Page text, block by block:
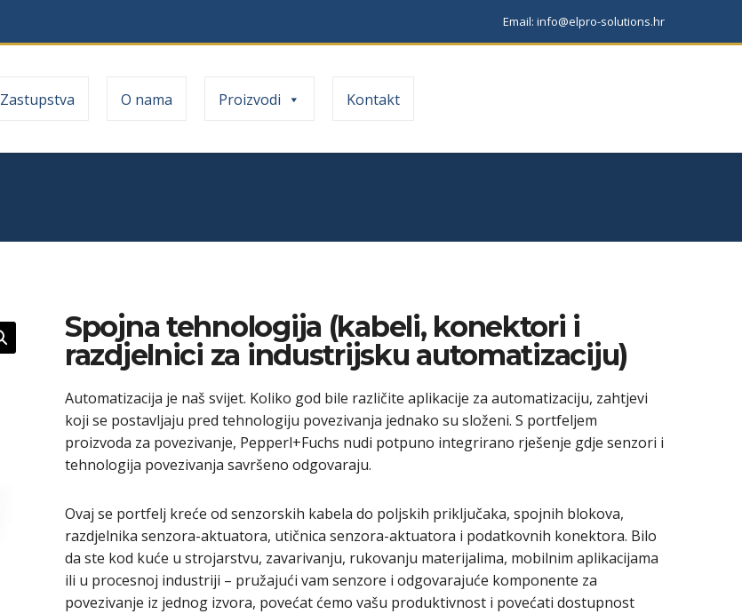
Email: info@elpro-solutions.hr
Zastupstva O nama Proizvodi Kontakt
Spojna tehnologija (kabeli, konektori i
razdjelnici za industrijsku automatizaciju)
Automatizacija je naš svijet. Koliko god bile različite aplikacije za automatizaciju, zahtjevi
koji se postavljaju pred tehnologiju povezivanja jednako su složeni. S portfeljem
proizvoda za povezivanje, Pepperl+Fuchs nudi potpuno integrirano rješenje gdje senzori i
tehnologija povezivanja savršeno odgovaraju.
Ovaj se portfelj kreće od senzorskih kabela do poljskih priključaka, spojnih blokova,
razdjelnika senzora-aktuatora, utičnica senzora-aktuatora i podatkovnih konektora. Bilo
da ste kod kuće u strojarstvu, zavarivanju, rukovanju materijalima, mobilnim aplikacijama
ili u procesnoj industriji – pružajući vam senzore i odgovarajuće komponente za
povezivanje iz jednog izvora, povećat ćemo vašu produktivnost i povećati dostupnost